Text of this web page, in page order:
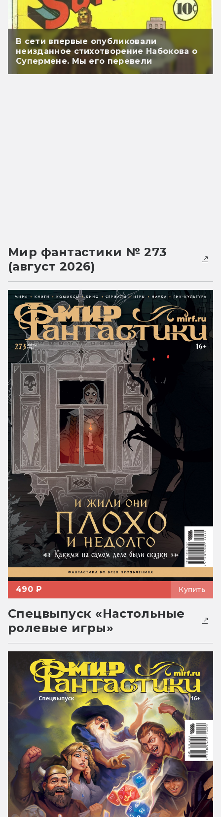
В сети впервые опубликовали
неизданное стихотворение Набокова о
Супермене. Мы его перевели
Мир фантастики № 273
(август 2026)
490 ₽ Купить
Спецвыпуск «Настольные
ролевые игры»